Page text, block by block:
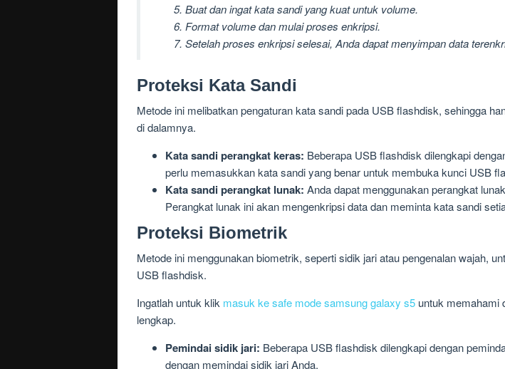
Buat dan ingat kata sandi yang kuat untuk volume.
Format volume dan mulai proses enkripsi.
Setelah proses enkripsi selesai, Anda dapat menyimpan data
Proteksi Kata Sandi
Metode ini melibatkan pengaturan kata sandi pada USB flashdisk, sehingga
di dalamnya.
Kata sandi perangkat keras: Beberapa USB flashdisk dilengkapi
perlu memasukkan kata sandi yang benar untuk membuka kunci USB
Kata sandi perangkat lunak: Anda dapat menggunakan perangkat
Perangkat lunak ini akan mengenkripsi data dan meminta kata sandi
Proteksi Biometrik
Metode ini menggunakan biometrik, seperti sidik jari atau pengenalan wajah,
USB flashdisk.
Ingatlah untuk klik masuk ke safe mode samsung galaxy s5 untuk memahami
lengkap.
Pemindai sidik jari: Beberapa USB flashdisk dilengkapi dengan
dengan memindai sidik jari Anda.